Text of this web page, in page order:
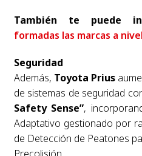
También te puede
formadas las marcas a
Seguridad
Además, Toyota Prius
de sistemas de seguridad
Safety Sense”,
Adaptativo gestionado por
de Detección de Peatones
Precolisión.